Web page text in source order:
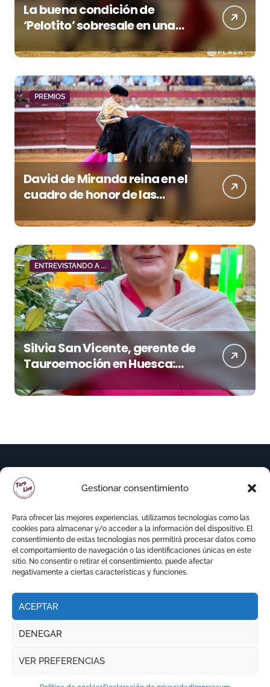
Gestionar consentimiento
Para ofrecer las mejores experiencias, utilizamos tecnologías como las
cookies para almacenar y/o acceder a la información del dispositivo. El
consentimiento de estas tecnologías nos permitirá procesar datos como
el comportamiento de navegación o las identificaciones únicas en este
sitio. No consentir o retirar el consentimiento, puede afectar
negativamente a ciertas características y funciones.
ACEPTAR
DENEGAR
VER PREFERENCIAS
La buena condición de
‘Pelotito’ sobresale en una
noche gris en Las Ventas
PREMIOS
David de Miranda reina en el
cuadro de honor de las
Colombinas 2026
ENTREVISTANDO A ...
Silvia San Vicente, gerente de
Tauroemoción en Huesca:
«Todas las figuras del toreo
quieren venir a esta feria»
Copyright © Todos los derechos reservados
EL PODCAST DE TOROLIVE